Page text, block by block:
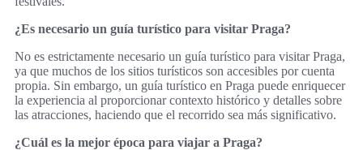
¿Es necesario un guía turístico para visitar Praga?
No es estrictamente necesario un guía turístico para visitar Praga,
ya que muchos de los sitios turísticos son accesibles por cuenta
propia. Sin embargo, un guía turístico en Praga puede enriquecer
la experiencia al proporcionar contexto histórico y detalles sobre
las atracciones, haciendo que el recorrido sea más significativo.
¿Cuál es la mejor época para viajar a Praga?